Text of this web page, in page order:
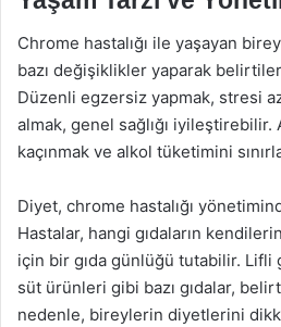
Chrome hastalığı ile yaşayan
bazı değişiklikler yaparak
Düzenli egzersiz yapmak, stresi
almak, genel sağlığı iyileştirebilir.
kaçınmak ve alkol tüketimini
Diyet, chrome hastalığı
Hastalar, hangi gıdaların
için bir gıda günlüğü tutabilir. Lifli
süt ürünleri gibi bazı gıdalar,
nedenle, bireylerin diyetlerini